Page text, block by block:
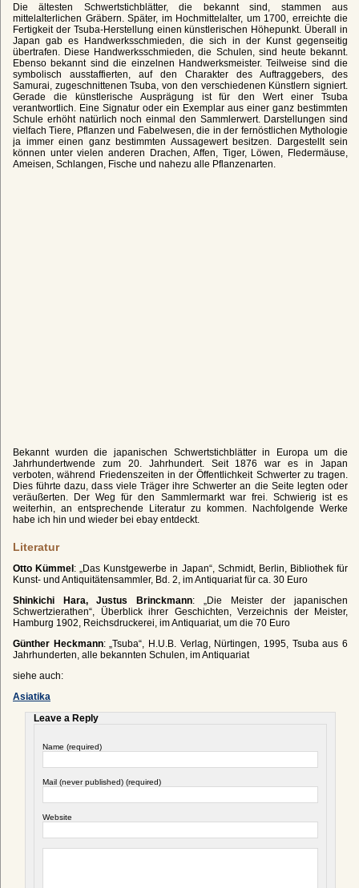
Die ältesten Schwertstichblätter, die bekannt sind, stammen aus
mittelalterlichen Gräbern. Später, im Hochmittelalter, um 1700, erreichte die
Fertigkeit der Tsuba-Herstellung einen künstlerischen Höhepunkt. Überall in
Japan gab es Handwerksschmieden, die sich in der Kunst gegenseitig
übertrafen. Diese Handwerksschmieden, die Schulen, sind heute bekannt.
Ebenso bekannt sind die einzelnen Handwerksmeister. Teilweise sind die
symbolisch ausstaffierten, auf den Charakter des Auftraggebers, des
Samurai, zugeschnittenen Tsuba, von den verschiedenen Künstlern signiert.
Gerade die künstlerische Ausprägung ist für den Wert einer Tsuba
verantwortlich. Eine Signatur oder ein Exemplar aus einer ganz bestimmten
Schule erhöht natürlich noch einmal den Sammlerwert. Darstellungen sind
vielfach Tiere, Pflanzen und Fabelwesen, die in der fernöstlichen Mythologie
ja immer einen ganz bestimmten Aussagewert besitzen. Dargestellt sein
können unter vielen anderen Drachen, Affen, Tiger, Löwen, Fledermäuse,
Ameisen, Schlangen, Fische und nahezu alle Pflanzenarten.
Bekannt wurden die japanischen Schwertstichblätter in Europa um die
Jahrhundertwende zum 20. Jahrhundert. Seit 1876 war es in Japan
verboten, während Friedenszeiten in der Öffentlichkeit Schwerter zu tragen.
Dies führte dazu, dass viele Träger ihre Schwerter an die Seite legten oder
veräußerten. Der Weg für den Sammlermarkt war frei. Schwierig ist es
weiterhin, an entsprechende Literatur zu kommen. Nachfolgende Werke
habe ich hin und wieder bei ebay entdeckt.
Literatur
Otto Kümmel: „Das Kunstgewerbe in Japan“, Schmidt, Berlin, Bibliothek für
Kunst- und Antiquitätensammler, Bd. 2, im Antiquariat für ca. 30 Euro
Shinkichi Hara, Justus Brinckmann: „Die Meister der japanischen
Schwertzierathen“, Überblick ihrer Geschichten, Verzeichnis der Meister,
Hamburg 1902, Reichsdruckerei, im Antiquariat, um die 70 Euro
Günther Heckmann: „Tsuba“, H.U.B. Verlag, Nürtingen, 1995, Tsuba aus 6
Jahrhunderten, alle bekannten Schulen, im Antiquariat
siehe auch:
Asiatika
Leave a Reply
Name (required)
Mail (never published) (required)
Website